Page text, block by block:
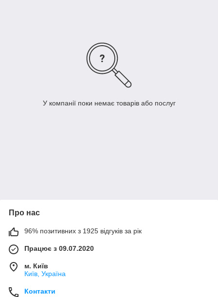
У компанії поки немає товарів або послуг
Про нас
96% позитивних з 1925 відгуків за рік
Працює з 09.07.2020
м. Київ
Київ, Україна
Контакти